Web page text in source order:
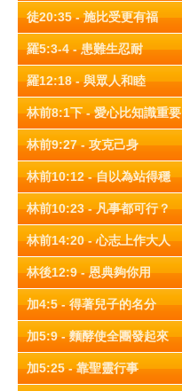
徒20:35 - 施比受更有福
羅5:3-4 - 患難生忍耐
羅12:18 - 與眾人和睦
林前8:1下 - 愛心比知識重要
林前9:27 - 攻克己身
林前10:12 - 自以為站得穩
林前10:23 - 凡事都可行？
林前14:20 - 心志上作大人
林後12:9 - 恩典夠你用
加4:5 - 得著兒子的名分
加5:9 - 麵酵使全團發起來
加5:25 - 靠聖靈行事